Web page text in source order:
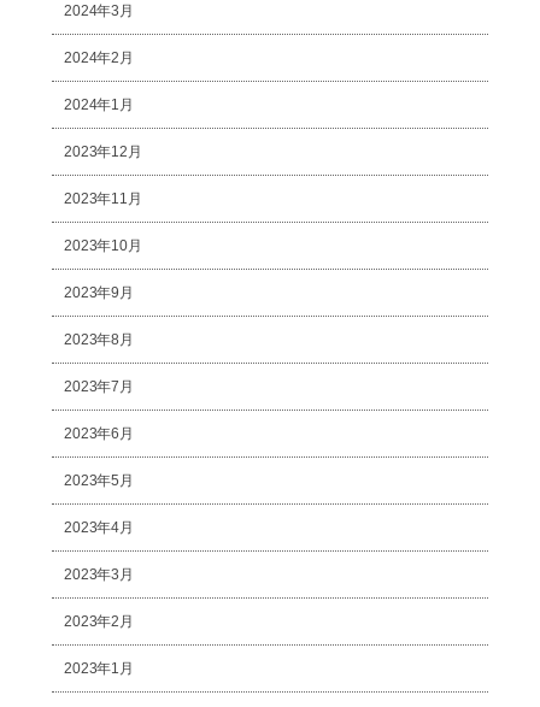
2024年3月
2024年2月
2024年1月
2023年12月
2023年11月
2023年10月
2023年9月
2023年8月
2023年7月
2023年6月
2023年5月
2023年4月
2023年3月
2023年2月
2023年1月